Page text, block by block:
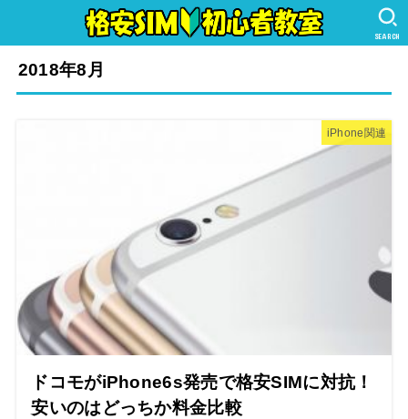
SEARCH
2018年8月
iPhone関連
ドコモがiPhone6s発売で格安SIMに対抗！
安いのはどっちか料金比較